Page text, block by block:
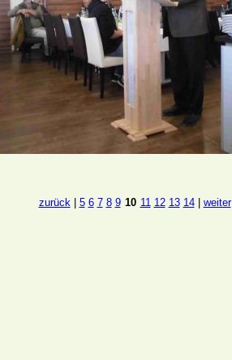
zurück 5 6 7 8 9 10 11 12 13 14| weiter